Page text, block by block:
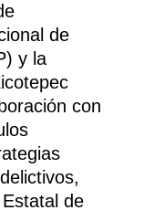
de
y la
con
de